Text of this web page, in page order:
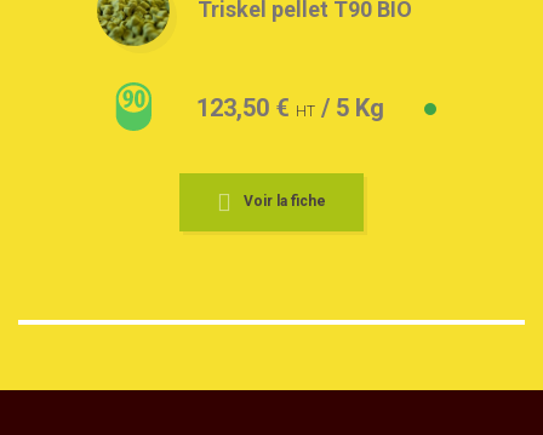
Triskel pellet T90 BIO
123,50 € HT/ 5 Kg
Voir la fiche